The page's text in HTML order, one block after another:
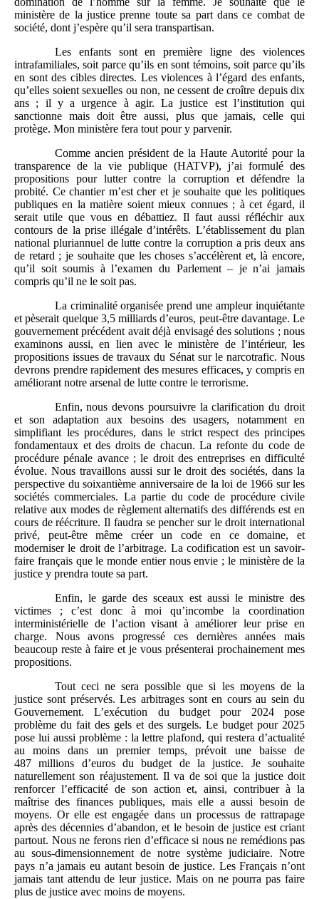
ministère de la justice prenne toute sa part dans ce combat de
société, dont j’espère qu’il sera transpartisan.
Les enfants sont en première ligne des violences
intrafamiliales, soit parce qu’ils en sont témoins, soit parce qu’ils
en sont des cibles directes. Les violences à l’égard des enfants,
qu’elles soient sexuelles ou non, ne cessent de croître depuis dix
ans ; il y a urgence à agir. La justice est l’institution qui
sanctionne mais doit être aussi, plus que jamais, celle qui
protège. Mon ministère fera tout pour y parvenir.
Comme ancien président de la Haute Autorité pour la
transparence de la vie publique (HATVP), j’ai formulé des
propositions pour lutter contre la corruption et défendre la
probité. Ce chantier m’est cher et je souhaite que les politiques
publiques en la matière soient mieux connues ; à cet égard, il
serait utile que vous en débattiez. Il faut aussi réfléchir aux
contours de la prise illégale d’intérêts. L’établissement du plan
national pluriannuel de lutte contre la corruption a pris deux ans
de retard ; je souhaite que les choses s’accélèrent et, là encore,
qu’il soit soumis à l’examen du Parlement – je n’ai jamais
compris qu’il ne le soit pas.
La criminalité organisée prend une ampleur inquiétante
et pèserait quelque 3,5 milliards d’euros, peut-être davantage. Le
gouvernement précédent avait déjà envisagé des solutions ; nous
examinons aussi, en lien avec le ministère de l’intérieur, les
propositions issues de travaux du Sénat sur le narcotrafic. Nous
devrons prendre rapidement des mesures efficaces, y compris en
améliorant notre arsenal de lutte contre le terrorisme.
Enfin, nous devons poursuivre la clarification du droit
et son adaptation aux besoins des usagers, notamment en
simplifiant les procédures, dans le strict respect des principes
fondamentaux et des droits de chacun. La refonte du code de
procédure pénale avance ; le droit des entreprises en difficulté
évolue. Nous travaillons aussi sur le droit des sociétés, dans la
perspective du soixantième anniversaire de la loi de 1966 sur les
sociétés commerciales. La partie du code de procédure civile
relative aux modes de règlement alternatifs des différends est en
cours de réécriture. Il faudra se pencher sur le droit international
privé, peut-être même créer un code en ce domaine, et
moderniser le droit de l’arbitrage. La codification est un savoir-
faire français que le monde entier nous envie ; le ministère de la
justice y prendra toute sa part.
Enfin, le garde des sceaux est aussi le ministre des
victimes ; c’est donc à moi qu’incombe la coordination
interministérielle de l’action visant à améliorer leur prise en
charge. Nous avons progressé ces dernières années mais
beaucoup reste à faire et je vous présenterai prochainement mes
propositions.
Tout ceci ne sera possible que si les moyens de la
justice sont préservés. Les arbitrages sont en cours au sein du
Gouvernement. L’exécution du budget pour 2024 pose
problème du fait des gels et des surgels. Le budget pour 2025
pose lui aussi problème : la lettre plafond, qui restera d’actualité
au moins dans un premier temps, prévoit une baisse de
487 millions d’euros du budget de la justice. Je souhaite
naturellement son réajustement. Il va de soi que la justice doit
renforcer l’efficacité de son action et, ainsi, contribuer à la
maîtrise des finances publiques, mais elle a aussi besoin de
moyens. Or elle est engagée dans un processus de rattrapage
après des décennies d’abandon, et le besoin de justice est criant
partout. Nous ne ferons rien d’efficace si nous ne remédions pas
au sous-dimensionnement de notre système judiciaire. Notre
pays n’a jamais eu autant besoin de justice. Les Français n’ont
jamais tant attendu de leur justice. Mais on ne pourra pas faire
plus de justice avec moins de moyens.